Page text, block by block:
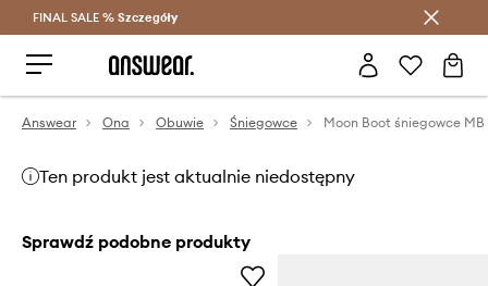
Oszczędzaj z Answear Club >
FINAL SALE % Szczegóły
Answear Ona Obuwie Śniegowce
Ten produkt jest aktualnie niedostępny
Sprawdź podobne produkty